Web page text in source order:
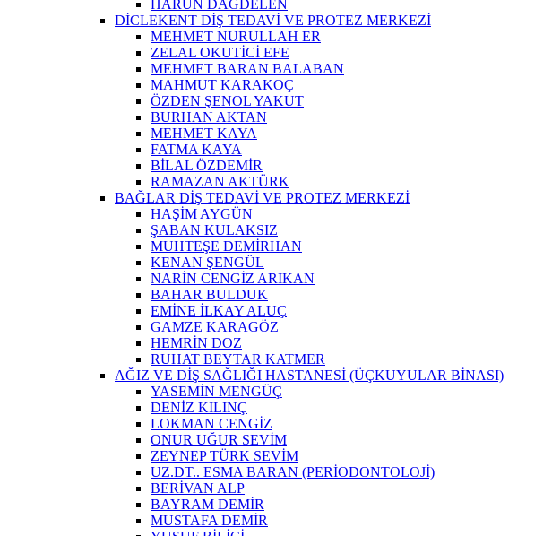
HARUN DAĞDELEN
DİCLEKENT DİŞ TEDAVİ VE PROTEZ MERKEZİ
MEHMET NURULLAH ER
ZELAL OKUTİCİ EFE
MEHMET BARAN BALABAN
MAHMUT KARAKOÇ
ÖZDEN ŞENOL YAKUT
BURHAN AKTAN
MEHMET KAYA
FATMA KAYA
BİLAL ÖZDEMİR
RAMAZAN AKTÜRK
BAĞLAR DİŞ TEDAVİ VE PROTEZ MERKEZİ
HAŞİM AYGÜN
ŞABAN KULAKSIZ
MUHTEŞE DEMİRHAN
KENAN ŞENGÜL
NARİN CENGİZ ARIKAN
BAHAR BULDUK
EMİNE İLKAY ALUÇ
GAMZE KARAGÖZ
HEMRİN DOZ
RUHAT BEYTAR KATMER
AĞIZ VE DİŞ SAĞLIĞI HASTANESİ (ÜÇKUYULAR BİNASI)
YASEMİN MENGÜÇ
DENİZ KILINÇ
LOKMAN CENGİZ
ONUR UĞUR SEVİM
ZEYNEP TÜRK SEVİM
UZ.DT.. ESMA BARAN (PERİODONTOLOJİ)
BERİVAN ALP
BAYRAM DEMİR
MUSTAFA DEMİR